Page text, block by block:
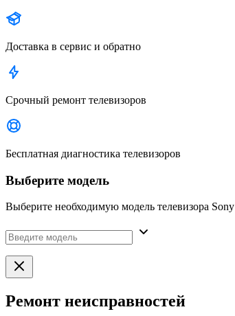
Доставка в сервис и обратно
Срочный ремонт телевизоров
Бесплатная диагностика телевизоров
Выберите модель
Выберите необходимую модель телевизора Sony
Ремонт неисправностей